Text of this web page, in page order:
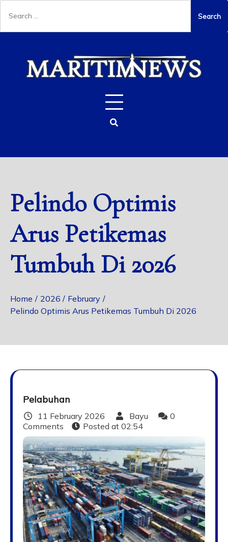
Pelindo Optimis
Arus Petikemas
Tumbuh Di 2026
Home 2026
February
Pelindo Optimis Arus Petikemas Tumbuh Di 2026
Pelabuhan
11 February 2026 Bayu
0
Comments
Posted at 02:54